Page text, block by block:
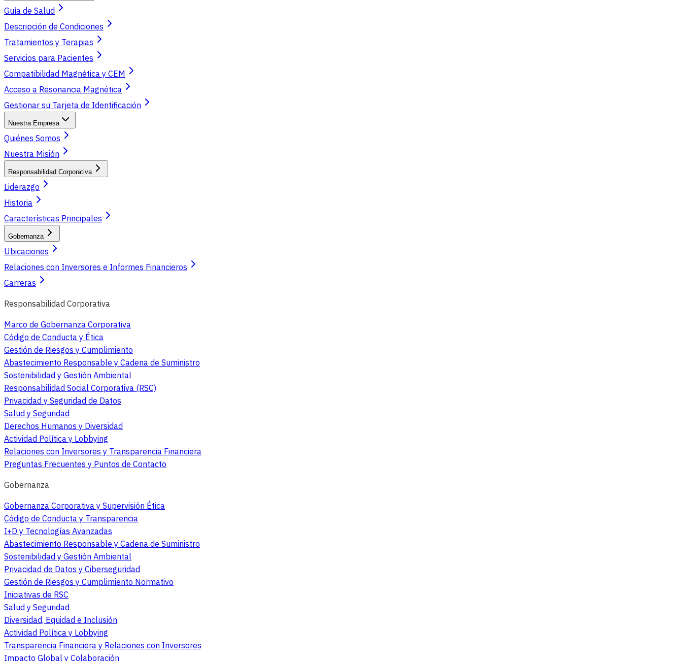
Guía de Salud
Descripción de Condiciones
Tratamientos y Terapias
Servicios para Pacientes
Compatibilidad Magnética y CEM
Acceso a Resonancia Magnética
Gestionar su Tarjeta de Identificación
Nuestra Empresa
Quiénes Somos
Nuestra Misión
Responsabilidad Corporativa
Liderazgo
Historia
Características Principales
Gobernanza
Ubicaciones
Relaciones con Inversores e Informes Financieros
Carreras
Responsabilidad Corporativa
Marco de Gobernanza Corporativa
Código de Conducta y Ética
Gestión de Riesgos y Cumplimiento
Abastecimiento Responsable y Cadena de Suministro
Sostenibilidad y Gestión Ambiental
Responsabilidad Social Corporativa (RSC)
Privacidad y Seguridad de Datos
Salud y Seguridad
Derechos Humanos y Diversidad
Actividad Política y Lobbying
Relaciones con Inversores y Transparencia Financiera
Preguntas Frecuentes y Puntos de Contacto
Gobernanza
Gobernanza Corporativa y Supervisión Ética
Código de Conducta y Transparencia
I+D y Tecnologías Avanzadas
Abastecimiento Responsable y Cadena de Suministro
Sostenibilidad y Gestión Ambiental
Privacidad de Datos y Ciberseguridad
Gestión de Riesgos y Cumplimiento Normativo
Iniciativas de RSC
Salud y Seguridad
Diversidad, Equidad e Inclusión
Actividad Política y Lobbying
Transparencia Financiera y Relaciones con Inversores
Impacto Global y Colaboración